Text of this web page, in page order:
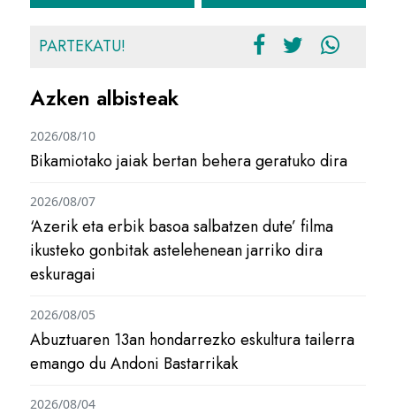
PARTEKATU!
Azken albisteak
Bikamiotako jaiak bertan behera geratuko dira
2026/08/10
‘Azerik eta erbik basoa salbatzen dute’ filma
ikusteko gonbitak astelehenean jarriko dira
eskuragai
2026/08/07
Abuztuaren 13an hondarrezko eskultura tailerra
emango du Andoni Bastarrikak
2026/08/05
2026/08/04